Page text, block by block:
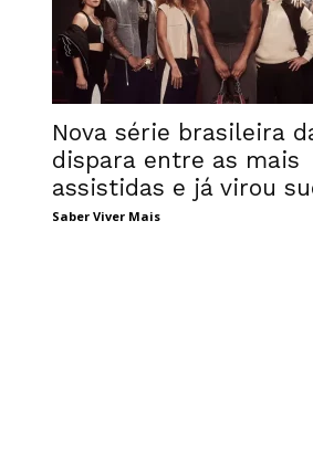
Nova série brasileira
dispara entre as mais
assistidas e já virou
Saber Viver Mais